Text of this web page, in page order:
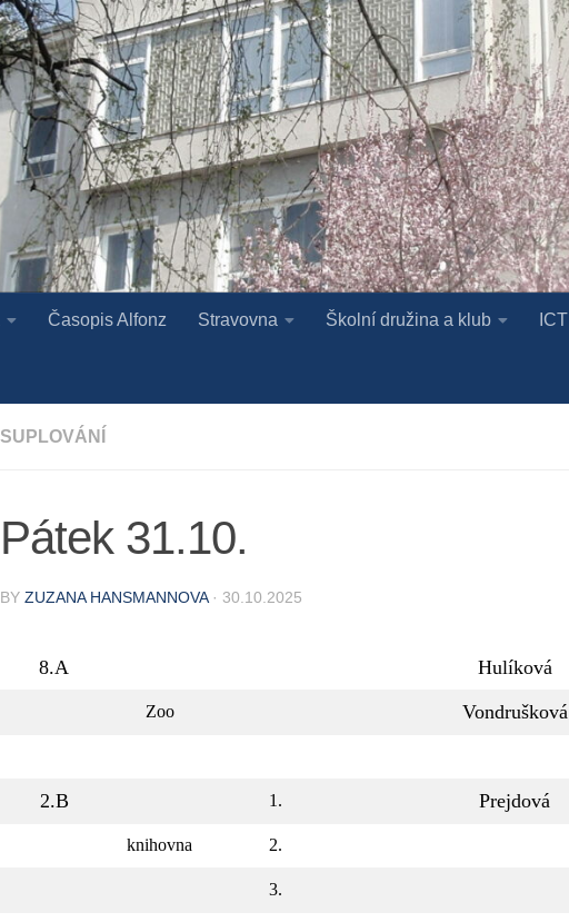
Časopis Alfonz Stravovna Školní družina a klub ICT
SUPLOVÁNÍ
Pátek 31.10.
BY ZUZANA HANSMANNOVA · 30.10.2025
8.A Hulíková
Zoo Vondrušková
2.B 1. Prejdová
knihovna 2.
3.